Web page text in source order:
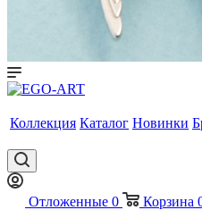
Коллекция Каталог Новинки
Отложенные 0 Корзина